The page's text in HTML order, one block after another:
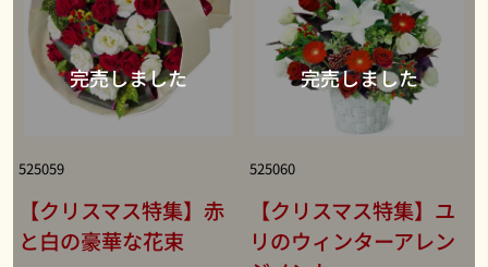
525059
【クリスマス特集】赤
と白の豪華な花束
525060
【クリスマス特集】ユ
リのウィンターアレン